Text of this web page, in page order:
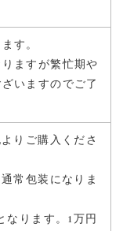
す。
ますが繁忙期や
いますのでご了
りご購入くださ
常包装になりま
なります。1万円